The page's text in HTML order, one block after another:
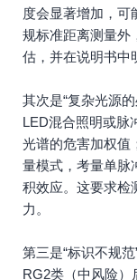
度会显著增加，可
规标准距离测量外
估，并在说明书中
其次是“复杂光源
LED混合照明或脉
光谱的危害加权值
量模式，考量单脉
积效应。这要求检
力。
第三是“标识不规
RG2类（中风险）